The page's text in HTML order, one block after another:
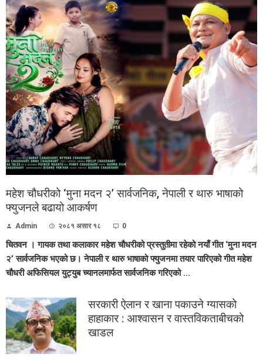
महेश चौधरीको ‘मुना मदन २’ सार्वजनिक, नेपाली र थारु भाषाको
फ्युजनले बढायो आकर्षण
Admin २०८१ असार १८ 0
चितवन । गायक तथा कलाकार महेश चौधरीको प्रस्तुतीमा रहेको नयाँ गीत ‘मुना मदन
२’ सार्वजनिक भएको छ। नेपाली र थारु भाषाको फ्युजनमा तयार पारिएको गीत महेश
चौधरी अफिसियल युट्युब च्यानलमार्फत सार्वजनिक गरिएको ...
सरकारी ऐलान र खाना पकाउने ग्यासको
हाहाकार : आश्वासन र वास्तविकताबीचको
खाडल